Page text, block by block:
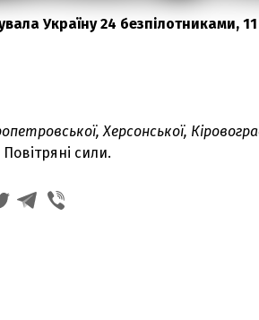
Україну 24 безпілотниками, 11
Херсонської,
сили.